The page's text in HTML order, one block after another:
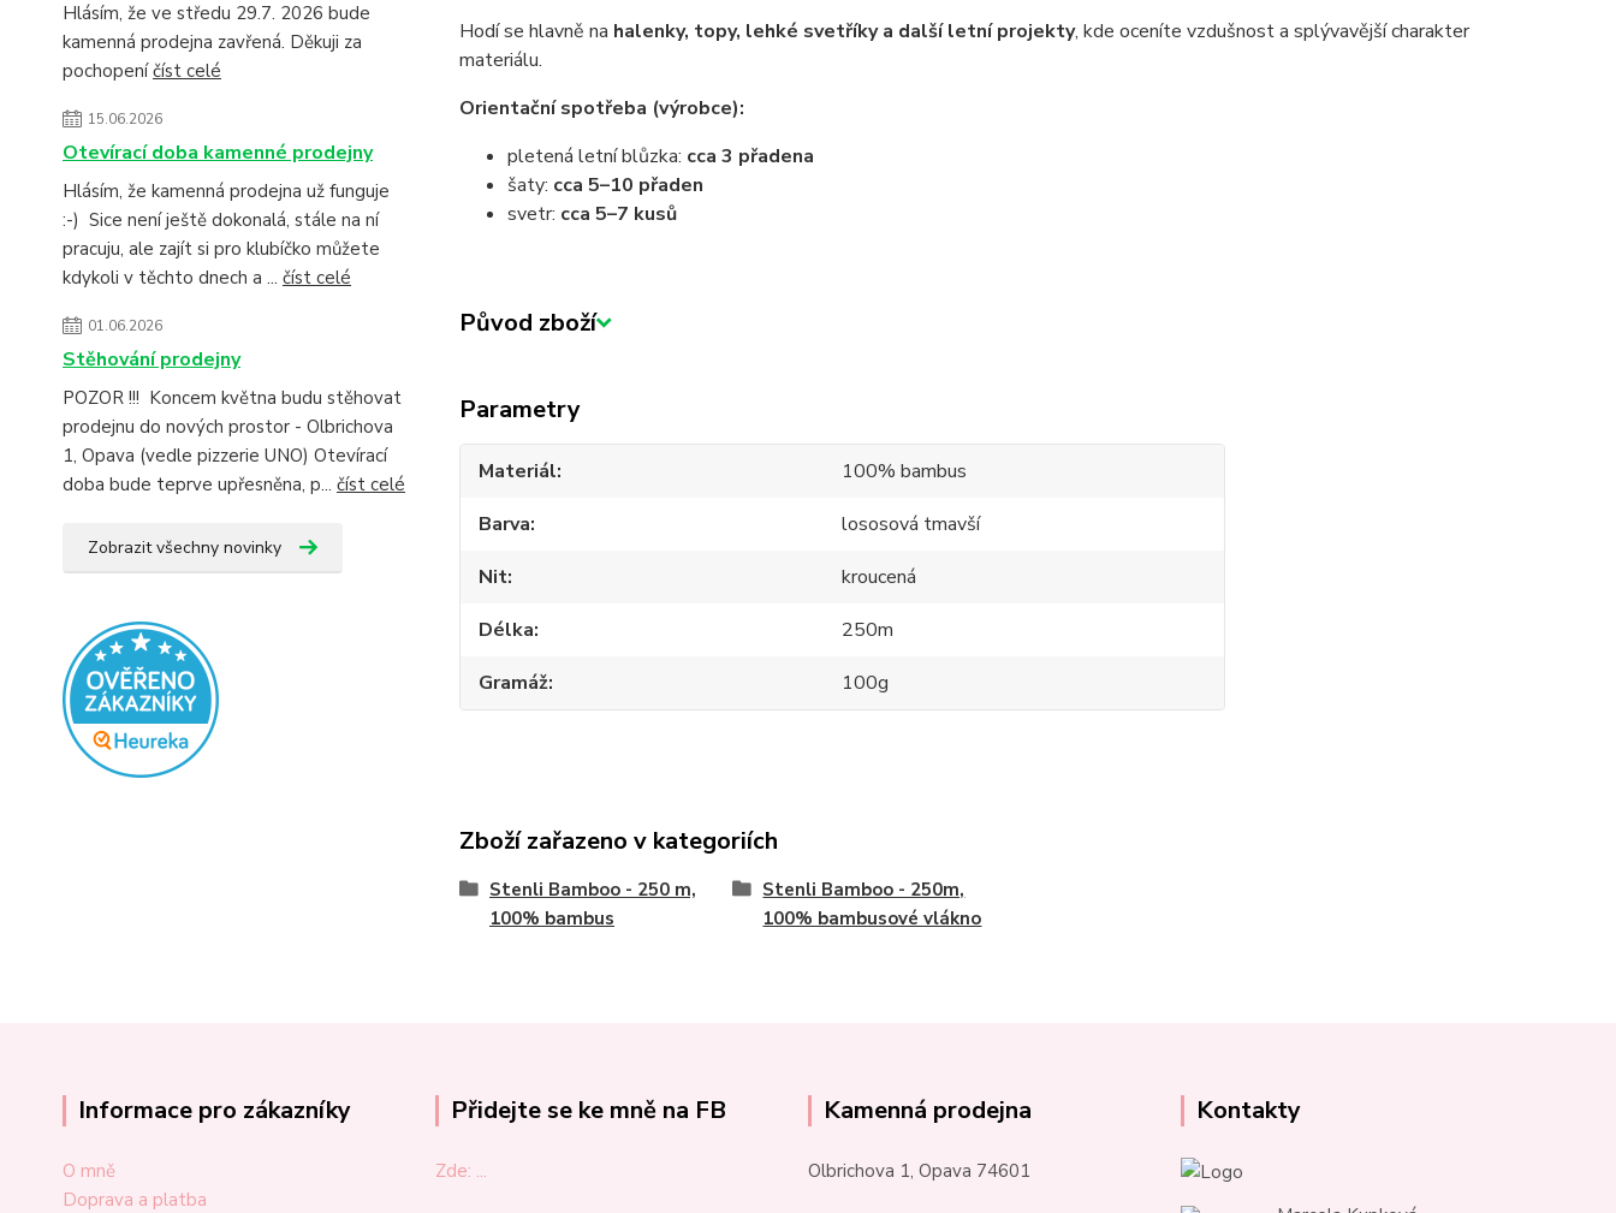
Hlásím, že ve středu 29.7. 2026 bude
kamenná prodejna zavřená. Děkuji za
pochopeníčíst celé
15.06.2026
Otevírací doba kamenné prodejny
Hlásím, že kamenná prodejna už funguje
:-) Sice není ještě dokonalá, stále na ní
pracuju, ale zajít si pro klubíčko můžete
kdykoli v těchto dnech a ... číst celé
01.06.2026
Stěhování prodejny
POZOR !!! Koncem května budu stěhovat
prodejnu do nových prostor - Olbrichova
1, Opava (vedle pizzerie UNO) Otevírací
doba bude teprve upřesněna, p... číst celé
Zobrazit všechny novinky
Hodí se hlavně na halenky, topy, lehké svetříky a další letní projekty, kde oceníte vzdušnost a splývavější charakter
materiálu.
Orientační spotřeba (výrobce):
pletená letní blůzka: cca 3 přadena
šaty: cca 5–10 přaden
svetr: cca 5–7 kusů
Původ zboží
Parametry
Materiál
100% bambus
Barva
lososová tmavší
Nit
kroucená
Délka
250m
Gramáž
100g
Zboží zařazeno v kategoriích
Stenli Bamboo - 250 m,
100% bambus
Stenli Bamboo - 250m,
100% bambusové vlákno
Informace pro zákazníky
O mně
Doprava a platba
Přidejte se ke mně na FB
Zde: ...
Kamenná prodejna
Olbrichova 1, Opava 74601
Kontakty